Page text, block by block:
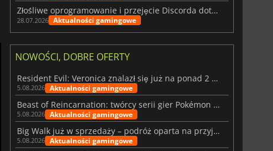
Złośliwe oprogramowanie i przejęcie Discorda dotknęły Meccha Chameleon
28.07.2026 Aktualności gamingowe
NOWOŚCI, DOBRE OFERTY
Resident Evil: Veronica znalazł się już na ponad 2 milionach list życzeń
5.08.2026 Aktualności gamingowe
Beast of Reincarnation: twórcy serii gier Pokémon wkraczają na nową ścieżkę
5.08.2026 Aktualności gamingowe
Big Walk już w sprzedaży – podróż oparta na przyjaźni
5.08.2026 Aktualności gamingowe